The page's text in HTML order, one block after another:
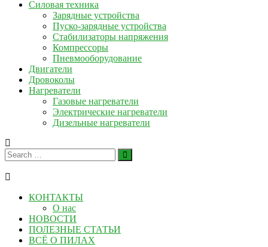
Силовая техника
Зарядные устройства
Пуско-зарядные устройства
Стабилизаторы напряжения
Компрессоры
Пневмооборудование
Двигатели
Дровоколы
Нагреватели
Газовые нагреватели
Электрические нагреватели
Дизельные нагреватели
КОНТАКТЫ
О нас
НОВОСТИ
ПОЛЕЗНЫЕ СТАТЬИ
ВСЁ О ПИЛАХ